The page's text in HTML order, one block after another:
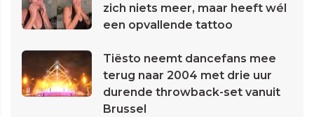
zich niets meer, maar heeft wél
een opvallende tattoo
Tiësto neemt dancefans mee
terug naar 2004 met drie uur
durende throwback-set vanuit
Brussel